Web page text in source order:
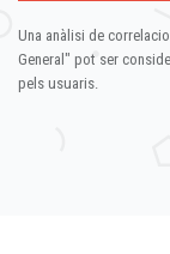
Una anàlisi de
General" pot ser
pels usuaris.